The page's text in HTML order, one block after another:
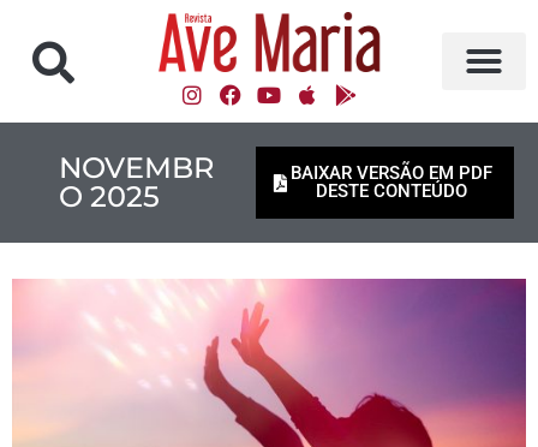
NOVEMBR
O 2025
BAIXAR VERSÃO EM PDF
DESTE CONTEÚDO